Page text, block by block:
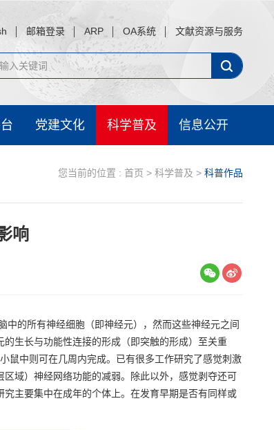
邮箱登录 ARP OA系统 文献资源与服务
党建文化 科学普及 信息公开
您当前的位置 : 首页 > 科学普及 > 科普作品
响
的所有神经细胞（即神经元），然而这些神经元之间
生长与功能性连接的形成（即突触的形成）至关重
鼠中则可在几周内完成。已有很多工作研究了感觉刺激
域）神经网络功能的减弱。除此以外，感觉剥夺还可
主要集中在成年的个体上。在发育早期是否有同样或